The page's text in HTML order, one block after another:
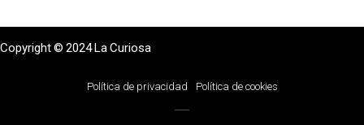
Copyright © 2024 La Curiosa
Política de privacidad Política de cookies